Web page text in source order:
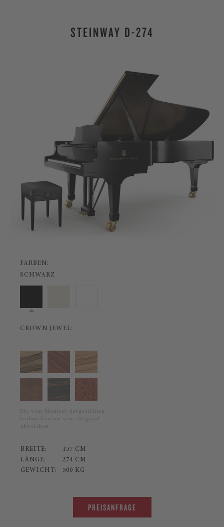
STEINWAY D-274
FARBEN:
SCHWARZ
CROWN JEWEL:
Die vom Monitor dargestellten
Farben können vom Original
abweichen.
BREITE:
157 CM
LÄNGE:
274 CM
GEWICHT:
500 KG
PREISANFRAGE